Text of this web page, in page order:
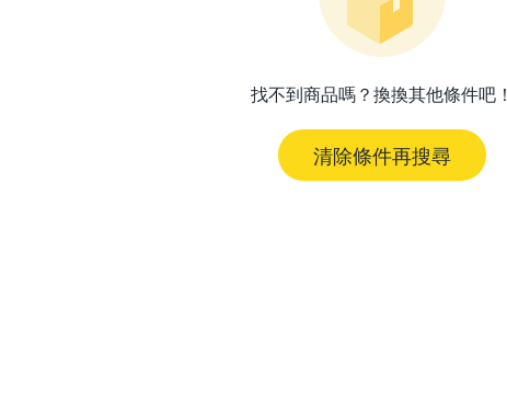
找不到商品嗎？換換其他條件吧！
清除條件再搜尋